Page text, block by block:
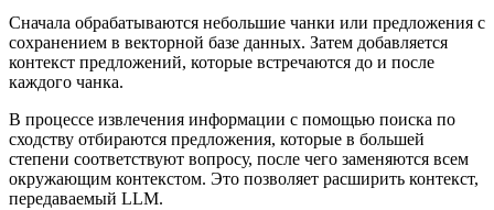
Сначала обрабатываются небольшие чанки или предложения с
сохранением в векторной базе данных. Затем добавляется
контекст предложений, которые встречаются до и после
каждого чанка.
В процессе извлечения информации с помощью поиска по
сходству отбираются предложения, которые в большей
степени соответствуют вопросу, после чего заменяются всем
окружающим контекстом. Это позволяет расширить контекст,
передаваемый LLM.